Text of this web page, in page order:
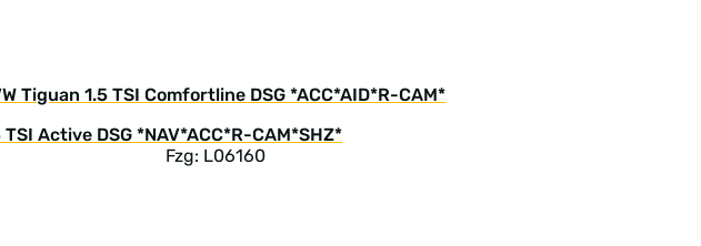
Tiguan 1.5 TSI Comfortline DSG *ACC*AID*R-CAM*
Fzg: L06160